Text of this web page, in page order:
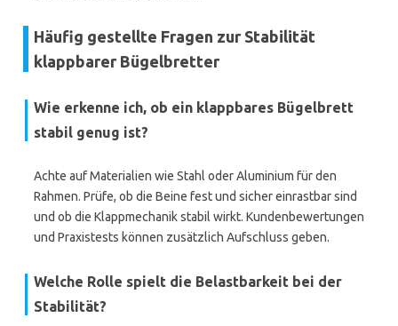
Häufig gestellte Fragen zur Stabilität
klappbarer Bügelbretter
Wie erkenne ich, ob ein klappbares Bügelbrett
stabil genug ist?
Achte auf Materialien wie Stahl oder Aluminium für den
Rahmen. Prüfe, ob die Beine fest und sicher einrastbar sind
und ob die Klappmechanik stabil wirkt. Kundenbewertungen
und Praxistests können zusätzlich Aufschluss geben.
Welche Rolle spielt die Belastbarkeit bei der
Stabilität?